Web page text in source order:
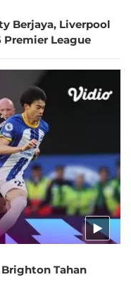
Berjaya, Liverpool
Premier League
Tahan